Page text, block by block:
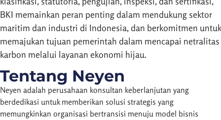
BKI memainkan peran penting dalam mendukung sektor
maritim dan industri di Indonesia, dan berkomitmen untuk
memajukan tujuan pemerintah dalam mencapai netralitas
karbon melalui layanan ekonomi hijau.
Tentang Neyen
Neyen adalah perusahaan konsultan keberlanjutan yang
berdedikasi untuk memberikan solusi strategis yang
memungkinkan organisasi bertransisi menuju model bisnis